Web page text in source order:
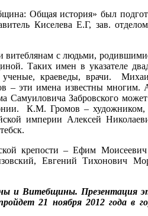
Общая история» был
Киселева Е.Г, зав. отделом
витеблянам с людьми,
Таких имен в указателе
ученые, краеведы, врачи.
– эти имена известны многим.
Самуиловича Забровского
К.М. Громов – художником,
империи Алексей
крепости – Ефим
Евгений Тихонович
и Витебщины. Презентация
21 ноября 2012 года в